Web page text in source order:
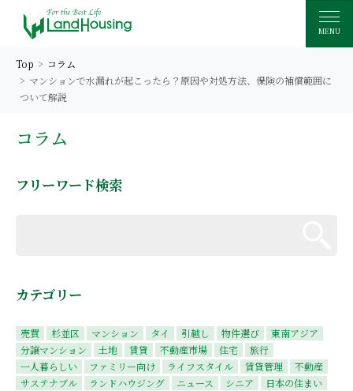
MENU
Top
コラム
マンションで水漏れが起こったら？原因や対処方法、保険の補償範囲に
ついて解説
コラム
フリーワード検索
カテゴリー
売買 杉並区 マンション タイ 引越し 物件選び
東南アジア
分譲マンション
土地 賃貸 不動産市場 住宅
旅行
一人暮らしい
ファミリー向け ライフスタイル 賃貸管理
不動産
サステナブル
ランドハウジング ニュース シニア
日本の住まい